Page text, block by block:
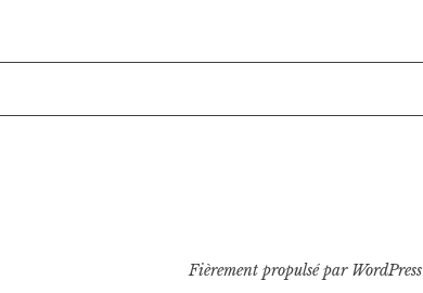
Fièrement propulsé par WordPress